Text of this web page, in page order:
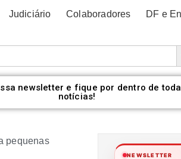
Judiciário Colaboradores DF e
newsletter e fique por dentro de
notícias!
pequenas
NEWSLETTER